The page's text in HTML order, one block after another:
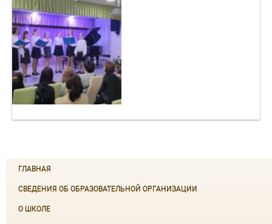
ГЛАВНАЯ
СВЕДЕНИЯ ОБ ОБРАЗОВАТЕЛЬНОЙ ОРГАНИЗАЦИИ
О ШКОЛЕ